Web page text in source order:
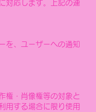
対応します。上記の連
を、ユーザーへの通知
権・肖像権等の対象と
用する場合に限り使用